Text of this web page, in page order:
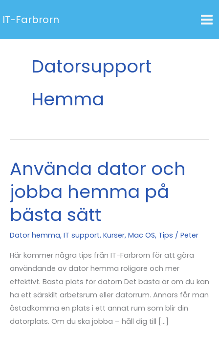
tillIT-Farbrorn
Datorsupport
Hemma
Använda dator och
jobba hemma på
bästa sätt
Dator hemma, IT support, Kurser, Mac OS, Tips / Peter
Här kommer några tips från IT-Farbrorn för att göra
användande av dator hemma roligare och mer
effektivt. Bästa plats för datorn Det bästa är om du kan
ha ett särskilt arbetsrum eller datorrum. Annars får man
åstadkomma en plats i ett annat rum som blir din
datorplats. Om du ska jobba – håll dig till […]